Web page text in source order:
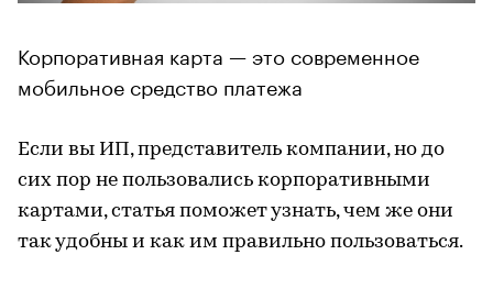
Корпоративная карта — это современное
мобильное средство платежа
Если вы ИП, представитель компании, но до
сих пор не пользовались корпоративными
картами, статья поможет узнать, чем же они
так удобны и как им правильно пользоваться.